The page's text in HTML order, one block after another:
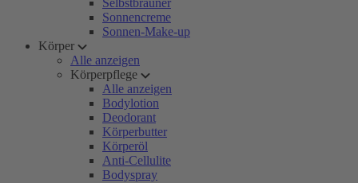
Selbstbräuner
Sonnencreme
Sonnen-Make-up
Körper
Alle anzeigen
Körperpflege
Alle anzeigen
Bodylotion
Deodorant
Körperbutter
Körperöl
Anti-Cellulite
Bodyspray